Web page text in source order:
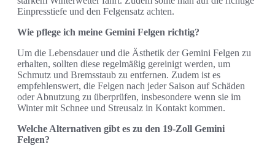
Einpresstiefe und den Felgensatz achten.
Wie pflege ich meine Gemini Felgen richtig?
Um die Lebensdauer und die Ästhetik der Gemini Felgen zu
erhalten, sollten diese regelmäßig gereinigt werden, um
Schmutz und Bremsstaub zu entfernen. Zudem ist es
empfehlenswert, die Felgen nach jeder Saison auf Schäden
oder Abnutzung zu überprüfen, insbesondere wenn sie im
Winter mit Schnee und Streusalz in Kontakt kommen.
Welche Alternativen gibt es zu den 19-Zoll Gemini
Felgen?